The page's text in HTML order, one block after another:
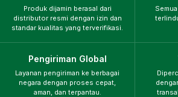
Produk dijamin berasal dari
distributor resmi dengan izin dan
standar kualitas yang terverifikasi.
Pengiriman Global
Layanan pengiriman ke berbagai
negara dengan proses cepat,
aman, dan terpantau.